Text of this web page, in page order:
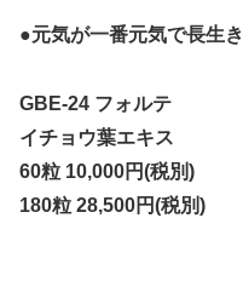
●元気が一番元気で長生き
GBE-24 フォルテ
イチョウ葉エキス
60粒 10,000円(税別)
180粒 28,500円(税別)